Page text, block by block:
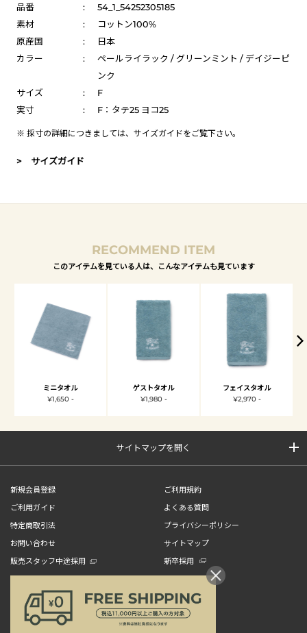
品番 :
54_1_54252305185
素材
:
コットン100%
原産国
:
日本
カラー
:
ペールライラック / グリーンミント / デイジーピ
ンク
サイズ
:
F
実寸
: F：タテ25 ヨコ25
※ 採寸の詳細につきましては、 サイズガイドをご覧下さい。
> サイズガイド
RECOMMEND ITEM
このアイテムを見ている人は、こんなアイテムも見ています
ミニタオル
¥1,650 -
ゲストタオル
¥1,980 -
フェイスタオル
¥2,970 -
サイトマップを開く
新規会員登録
ご利用規約
ご利用ガイド
よくある質問
特定商取引法
プライバシーポリシー
お問い合わせ
サイトマップ
販売スタッフ中途採用
新卒採用